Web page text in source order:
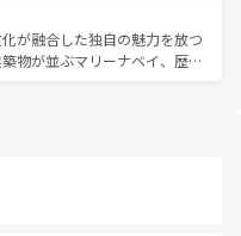
、どの季節にも異なる楽しみ
タイの人々、仏教を中心とし
源が、訪れる旅人を魅了し続
はず。観光スポットが密集し
回れるのも魅力。息をのむよ
で、香港を存分に楽しみ尽く
が融合した独自の魅力を放つ
物が並ぶマリーナベイ、歴史
を楽しめる外せないスポット